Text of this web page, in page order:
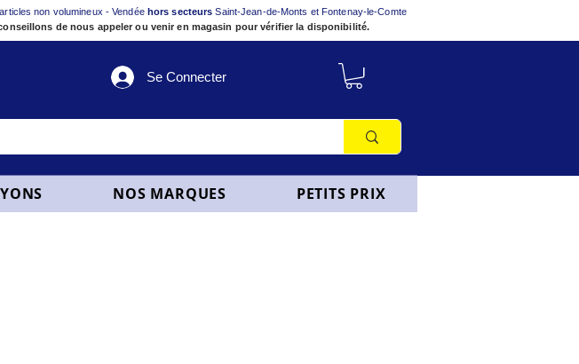
articles non volumineux - Vendée hors secteurs Saint-Jean-de-Monts et Fontenay-le-Comte
de nous appeler ou venir en magasin pour vérifier la disponibilité.
Se Connecter
NOS MARQUES PETITS PRIX